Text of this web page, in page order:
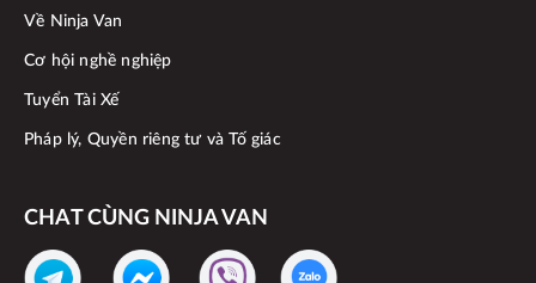
Về Ninja Van
Cơ hội nghề nghiệp
Tuyển Tài Xế
Pháp lý, Quyền riêng tư và Tố giác
CHAT CÙNG NINJA VAN